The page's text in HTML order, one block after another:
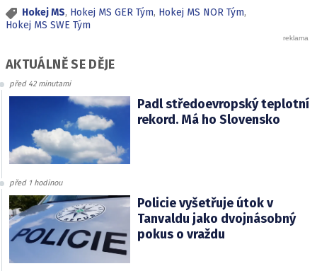
Hokej MS, Hokej MS GER Tým, Hokej MS NOR Tým,
Hokej MS SWE Tým
AKTUÁLNĚ SE DĚJE
před 42 minutami
Padl středoevropský teplotní
rekord. Má ho Slovensko
před 1 hodinou
Policie vyšetřuje útok v
Tanvaldu jako dvojnásobný
pokus o vraždu